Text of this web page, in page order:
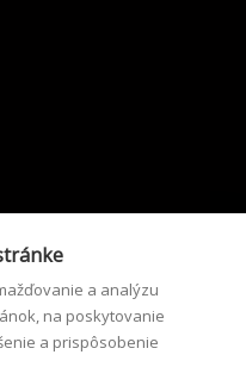
a analýzu
na poskytovanie
a prispôsobenie